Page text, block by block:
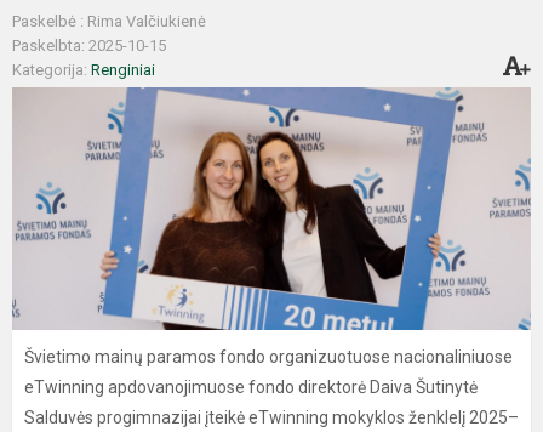
Paskelbė : Rima Valčiukienė
Paskelbta: 2025-10-15
Kategorija: Renginiai
Švietimo mainų paramos fondo organizuotuose nacionaliniuose
eTwinning apdovanojimuose fondo direktorė Daiva Šutinytė
Salduvės progimnazijai įteikė eTwinning mokyklos ženklelį 2025–